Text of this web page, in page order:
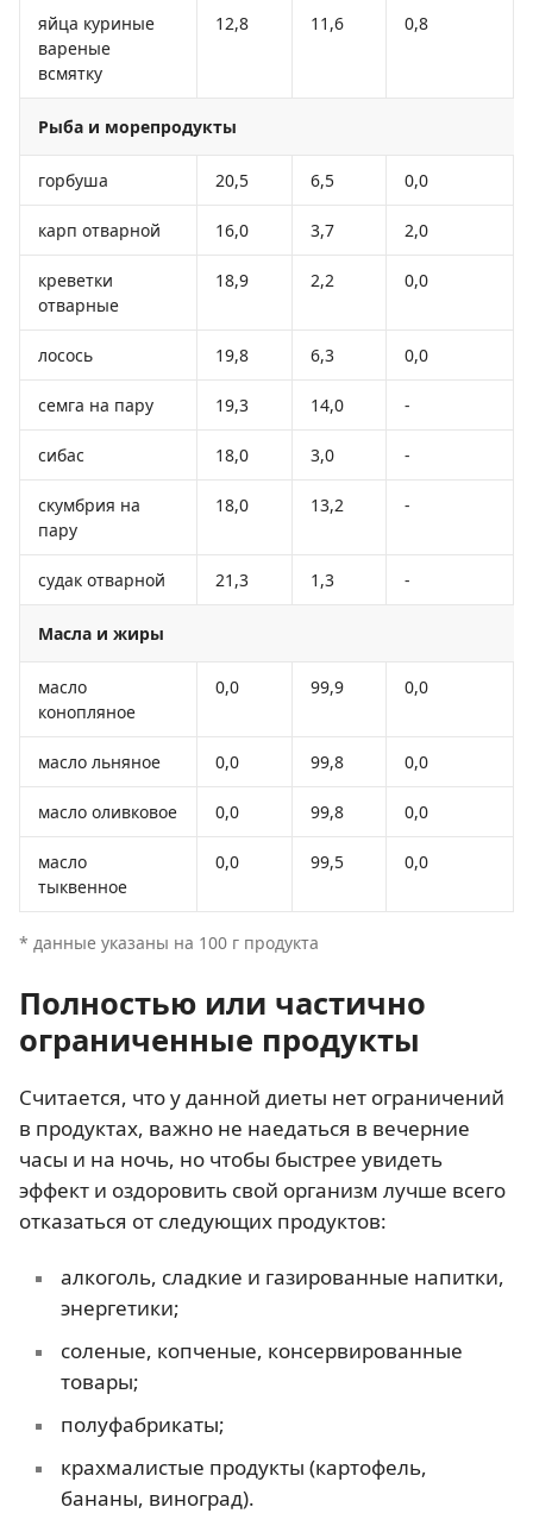
яйца куриные
вареные
всмятку
12,8 11,6 0,8
Рыба и морепродукты
горбуша 20,5 6,5 0,0
карп отварной 16,0 3,7 2,0
креветки
отварные
18,9 2,2 0,0
лосось 19,8 6,3 0,0
семга на пару 19,3 14,0 -
сибас 18,0 3,0 -
скумбрия на
пару
18,0 13,2 -
судак отварной 21,3 1,3 -
Масла и жиры
масло
конопляное
0,0 99,9 0,0
масло льняное 0,0 99,8 0,0
масло оливковое 0,0 99,8 0,0
масло
тыквенное
0,0 99,5 0,0
* данные указаны на 100 г продукта
Полностью или частично
ограниченные продукты
Считается, что у данной диеты нет ограничений
в продуктах, важно не наедаться в вечерние
часы и на ночь, но чтобы быстрее увидеть
эффект и оздоровить свой организм лучше всего
отказаться от следующих продуктов:
алкоголь, сладкие и газированные напитки,
энергетики;
соленые, копченые, консервированные
товары;
полуфабрикаты;
крахмалистые продукты (картофель,
бананы, виноград).